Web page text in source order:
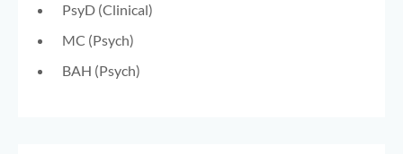
PsyD (Clinical)
MC (Psych)
BAH (Psych)